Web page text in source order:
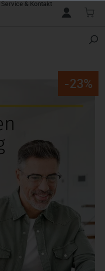
Service & Kontakt
-23%